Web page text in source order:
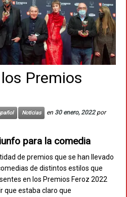
Premios
Noticias en 30 enero, 2022 por
para la comedia
de premios que se han llevado
de distintos estilos que
en los Premios Feroz 2022
que estaba claro que